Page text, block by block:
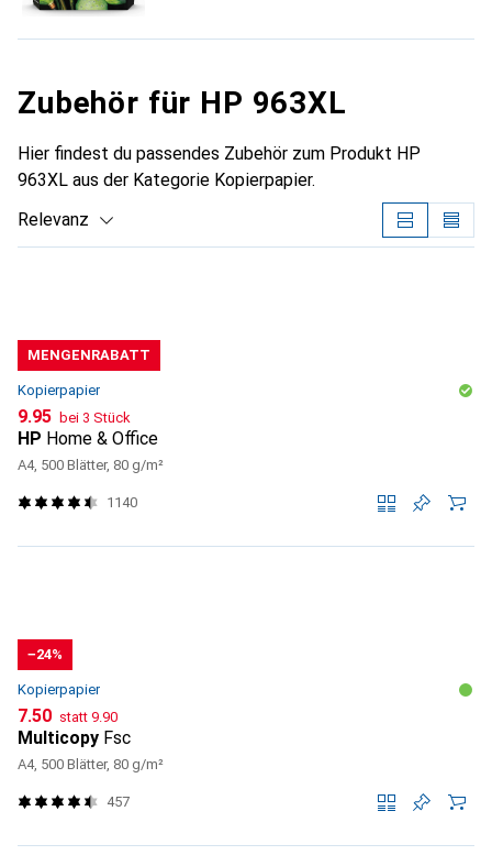
Zubehör für HP 963XL
Hier findest du passendes Zubehör zum Produkt HP
963XL aus der Kategorie Kopierpapier.
Relevanz
MENGENRABATT
Kopierpapier
CHF
9.95 bei 3 Stück
HP Home & Office
A4, 500 Blätter, 80 g/m²
1140
−24%
Kopierpapier
CHF
7.50 statt CHF
9.90
Multicopy Fsc
A4, 500 Blätter, 80 g/m²
457